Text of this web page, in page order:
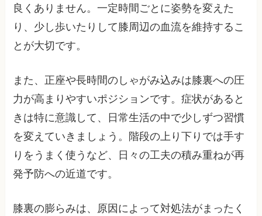
良くありません。一定時間ごとに姿勢を変えた
り、少し歩いたりして膝周辺の血流を維持するこ
とが大切です。
また、正座や長時間のしゃがみ込みは膝裏への圧
力が高まりやすいポジションです。症状があると
きは特に意識して、日常生活の中で少しずつ習慣
を変えていきましょう。階段の上り下りでは手す
りをうまく使うなど、日々の工夫の積み重ねが再
発予防への近道です。
膝裏の膨らみは、原因によって対処法がまったく